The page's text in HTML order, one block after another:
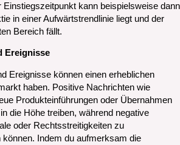
Einstiegszeitpunkt kann beispielsweise dann
in einer Aufwärtstrendlinie liegt und der
Bereich fällt.
Ereignisse
Ereignisse können einen erheblichen
haben. Positive Nachrichten wie
Produkteinführungen oder Übernahmen
die Höhe treiben, während negative
oder Rechtsstreitigkeiten zu
können. Indem du aufmerksam die